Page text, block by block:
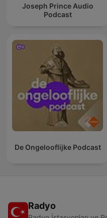
Joseph Prince Audio
Podcast
De Ongelooflijke Podcast
Radyo